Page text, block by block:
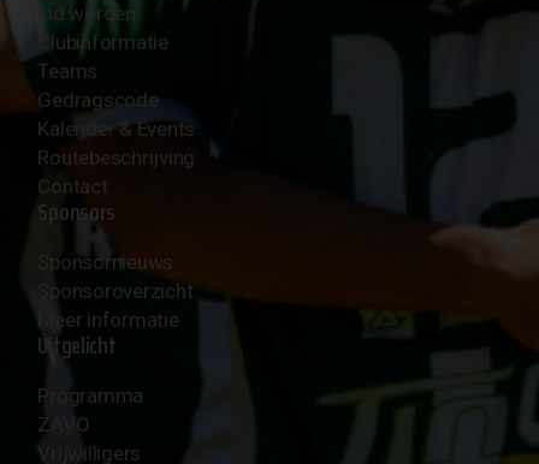
Lid worden
Clubinformatie
Teams
Gedragscode
Kalender & Events
Routebeschrijving
Contact
Sponsors
Sponsornieuws
Sponsoroverzicht
Meer informatie
Uitgelicht
Programma
ZAVO
Vrijwilligers